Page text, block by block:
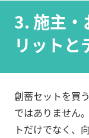
3. 施主・
リットと
創蓄セットを買
ではありません
トだけでなく、